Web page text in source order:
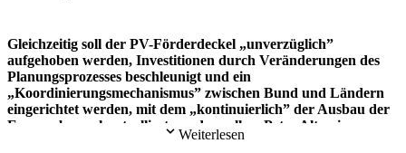
Gleichzeitig soll der PV-Förderdeckel „unverzüglich”
aufgehoben werden, Investitionen durch Veränderungen des
Planungsprozesses beschleunigt und ein
„Koordinierungsmechanismus” zwischen Bund und Ländern
eingerichtet werden, mit dem „kontinuierlich” der Ausbau der
Erneuerbaren kontrolliert werden sollen. Peter Altmaier
kündigte an, den PV-Deckel jetzt in einem laufenden
Weiterlesen